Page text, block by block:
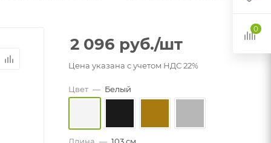
2 096 руб./шт
Цена указана с учетом НДС 22%
Цвет — Белый
0